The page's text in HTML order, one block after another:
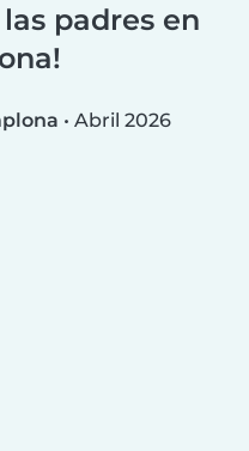
padres en
• Abril 2026